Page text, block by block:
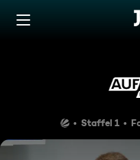
Zum Inhalt springen
Staffel 1